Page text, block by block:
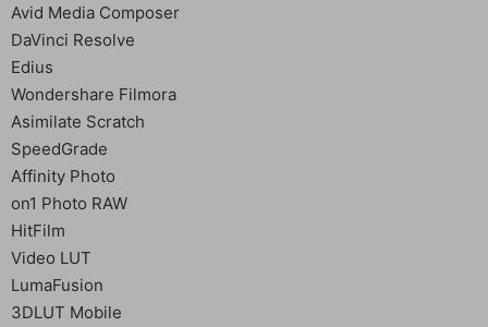
Avid Media Composer
DaVinci Resolve
Edius
Wondershare Filmora
Asimilate Scratch
SpeedGrade
Affinity Photo
on1 Photo RAW
HitFilm
Video LUT
LumaFusion
3DLUT Mobile